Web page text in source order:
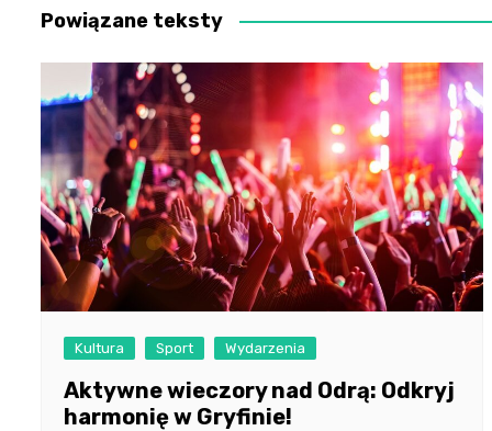
Powiązane teksty
Kultura Sport Wydarzenia
Aktywne wieczory nad Odrą: Odkryj
harmonię w Gryfinie!